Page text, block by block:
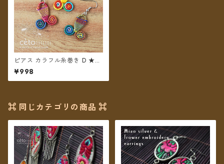
ピアス カラフル糸巻き D ★3
カラー★【メール便送料無
料】
¥998
⌘ 同じカテゴリの商品 ⌘